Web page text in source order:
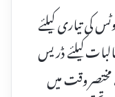
کی تیاری کیلئے
کیلئے ڈریس
وقت میں